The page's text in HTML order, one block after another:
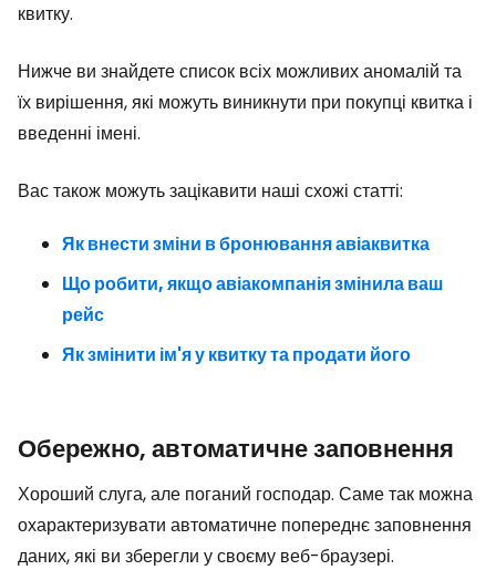
квитку.
Нижче ви знайдете список всіх можливих аномалій та
їх вирішення, які можуть виникнути при покупці квитка і
введенні імені.
Вас також можуть зацікавити наші схожі статті:
Як внести зміни в бронювання авіаквитка
Що робити, якщо авіакомпанія змінила ваш
рейс
Як змінити ім'я у квитку та продати його
Обережно, автоматичне заповнення
Хороший слуга, але поганий господар. Саме так можна
охарактеризувати автоматичне попереднє заповнення
даних, які ви зберегли у своєму веб-браузері.